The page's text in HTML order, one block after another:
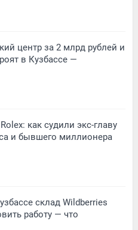
центр за 2 млрд рублей и
в Кузбассе —
как судили экс-главу
и бывшего миллионера
склад Wildberries
работу — что